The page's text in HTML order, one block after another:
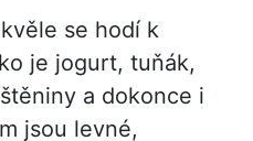
se hodí k
je jogurt, tuňák,
a dokonce i
jsou levné,